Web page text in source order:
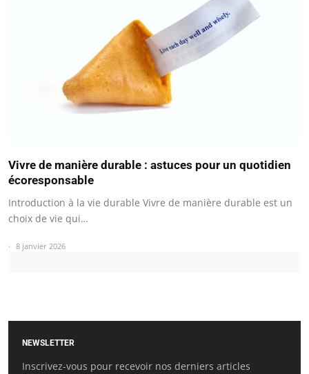
Vivre de manière durable : astuces pour un quotidien
écoresponsable
Introduction à la vie durable Vivre de manière durable est un
choix de vie qui…
8 janvier 2026
NEWSLETTER
Inscrivez-vous pour recevoir nos derniers articles